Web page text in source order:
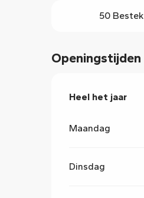
50 Bestek
Openingstijden
Heel het jaar
Heel het jaar
Maandag
Dinsdag